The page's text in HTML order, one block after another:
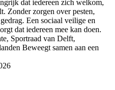
dat iedereen zich welkom,
Zonder zorgen over pesten,
Een sociaal veilige en
dat iedereen mee kan doen.
Sportraad van Delft,
Beweegt samen aan een